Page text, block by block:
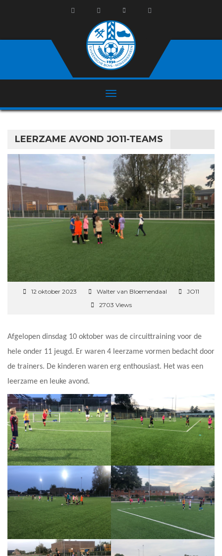
LEERZAME AVOND JO11-TEAMS
12 oktober 2023 Walter van Bloemendaal
JO11
2703 Views
Afgelopen dinsdag 10 oktober was de circuittraining voor de
hele onder 11 jeugd. Er waren 4 leerzame vormen bedacht door
de trainers. De kinderen waren erg enthousiast. Het was een
leerzame en leuke avond.